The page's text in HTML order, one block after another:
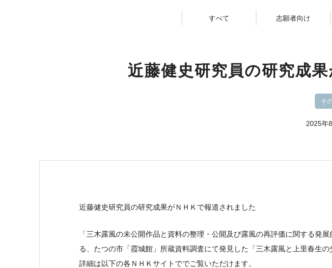
すべて 志願者向け
近藤健史研究員の研究成
そ
2025年
近藤健史研究員の研究成果がＮＨＫで報道されました
「三木露風の未公開作品と資料の整理・公開及び露風の再評価に関する発
る、たつの市「霞城館」所蔵資料調査にて発見した「三木露風と上里春生
詳細は以下の各ＮＨＫサイトででご覧いただけます。